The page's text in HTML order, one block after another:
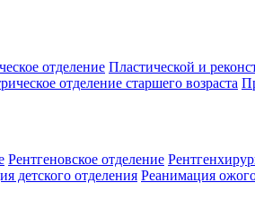
отделение Пластической и
отделение старшего возраста
Рентгеновское отделение
детского отделения Реанимация